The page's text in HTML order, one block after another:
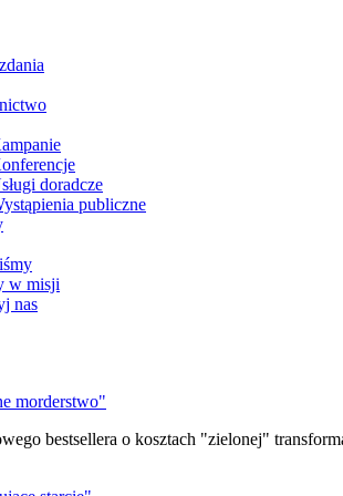
doradcze
publiczne
w misji
nas
morderstwo"
bestsellera o kosztach "zielonej"